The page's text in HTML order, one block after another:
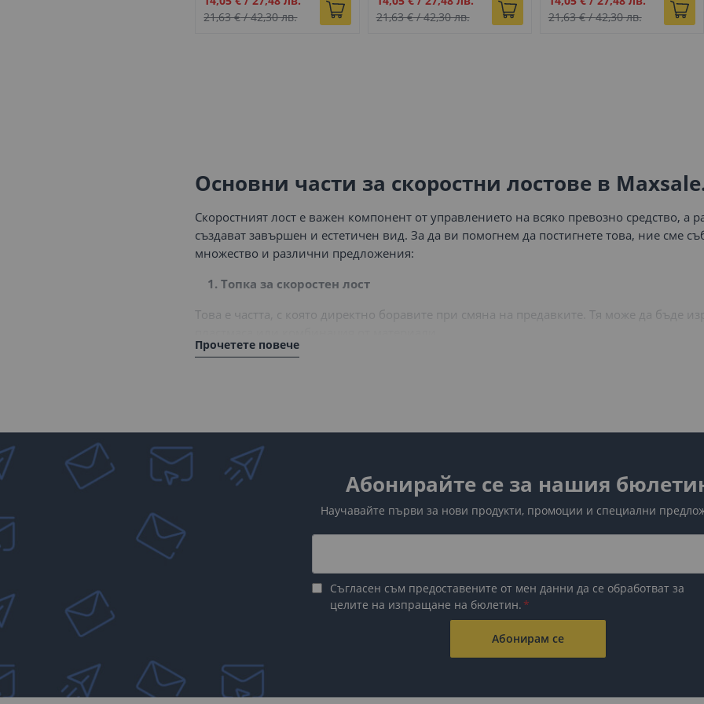
цена
21,63 €/42,30 лв.
цена
21,63 €/42,30 лв.
цена
21,63 €/42,30 лв.
Основни части за скоростни лостове в
Скоростният лост е важен компонент от управлението на всяко превозно средство, а
създават завършен и естетичен вид. За да ви помогнем да постигнете това, ние сме
множество и различни предложения:
1. Топка за скоростен лост
Това е частта, с която директно боравите при смяна на предавките. Тя може да бъде
2. Маншон за скоростен лост
Панелът обгражда основата на скоростния лост и допринася за стилното оформление
Заедно с това сме включили и аксесоари за ръчна спирачка, за да можете да
Подмяната на тези елементи може да има значителен положителен ефект върху
– новият скоростен лост и аксесоарите към него
подобрено усещане при шофиране
– аксесоарите могат да подобрят комфорта
намалят умората на ръката при дълги пътувания;
Прочетете повече
Абонирайте се за нашия
Научавайте първи за нови продукти, промоции и специални
Съгласен съм предоставените от мен данни да се обработват за
целите на изпращане на бюлетин.
Абонирам се